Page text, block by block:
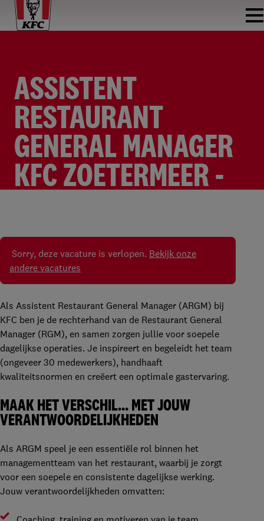
ASSISTENT
RESTAURANT
GENERAL MANAGER
KFC ZOETERMEER -
Sorry, deze vacature is verlopen. Bekijk onze
andere vacatures
Als Assistent Restaurant General Manager (ARGM) bij
KFC ben je de rechterhand van de Restaurant General
Manager (RGM), en samen zorgen jullie voor soepele
dagelijkse operaties. Je inspireert en begeleidt het team
(ongeveer 30 medewerkers), handhaaft
kwaliteitsnormen en creëert een optimale gastervaring.
MAAK HET VERSCHIL… MET JOUW
VERANTWOORDELIJKHEDEN
Als ARGM speel je een essentiële rol binnen het
managementteam van het restaurant, waarbij je zorgt
voor een soepele en consistente dagelijkse werking.
Jouw verantwoordelijkheden omvatten: